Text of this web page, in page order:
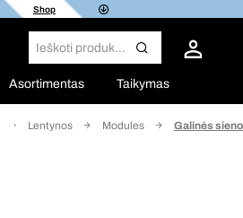
Shop
Asortimentas Taikymas
Lentynos Modules Galinės